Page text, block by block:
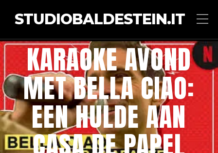
STUDIOBALDESTEIN.IT
KARAOKE AVOND
MET BELLA CIAO:
EEN HULDE AAN